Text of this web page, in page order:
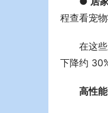
程查看宠
在这
下降约
高性